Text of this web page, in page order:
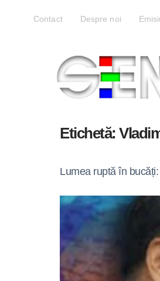
Contact Despre noi
Etichetă:
Lumea ruptă în